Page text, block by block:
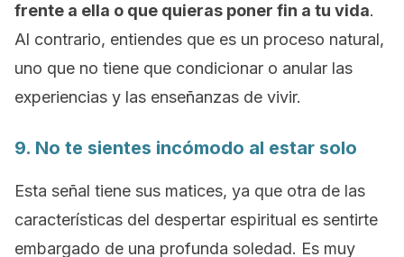
frente a ella o que quieras poner fin a tu vida.
Al contrario, entiendes que es un proceso natural,
uno que no tiene que condicionar o anular las
experiencias y las enseñanzas de vivir.
9. No te sientes incómodo al estar solo
Esta señal tiene sus matices, ya que otra de las
características del despertar espiritual es sentirte
embargado de una profunda soledad. Es muy